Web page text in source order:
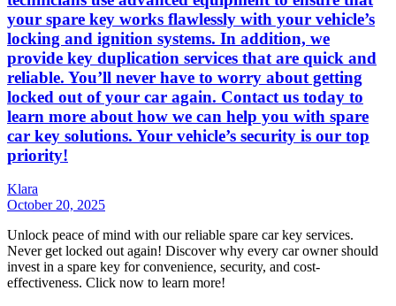
your spare key works flawlessly with your vehicle’s
locking and ignition systems. In addition, we
provide key duplication services that are quick and
reliable. You’ll never have to worry about getting
locked out of your car again. Contact us today to
learn more about how we can help you with spare
car key solutions. Your vehicle’s security is our top
priority!
Klara
October 20, 2025
Unlock peace of mind with our reliable spare car key services.
Never get locked out again! Discover why every car owner should
invest in a spare key for convenience, security, and cost-
effectiveness. Click now to learn more!